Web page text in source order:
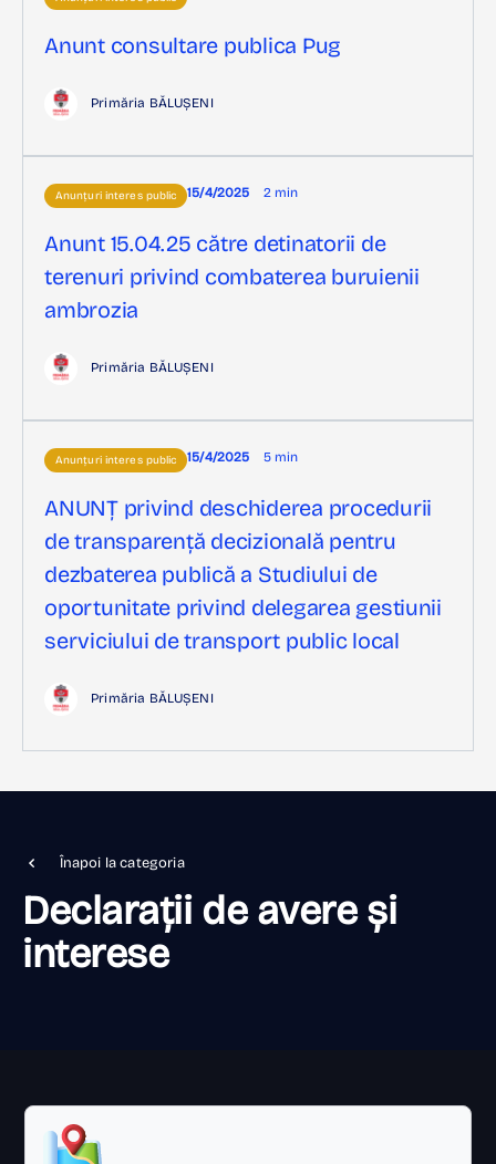
Anunt consultare publica Pug
Primăria BĂLUȘENI
Anunțuri interes public 15/4/2025 2 min
Anunt 15.04.25 către detinatorii de
terenuri privind combaterea buruienii
ambrozia
Primăria BĂLUȘENI
Anunțuri interes public 15/4/2025 5 min
ANUNȚ privind deschiderea procedurii
de transparență decizională pentru
dezbaterea publică a Studiului de
oportunitate privind delegarea gestiunii
serviciului de transport public local
Primăria BĂLUȘENI
Înapoi la categoria
Declarații de avere și
interese